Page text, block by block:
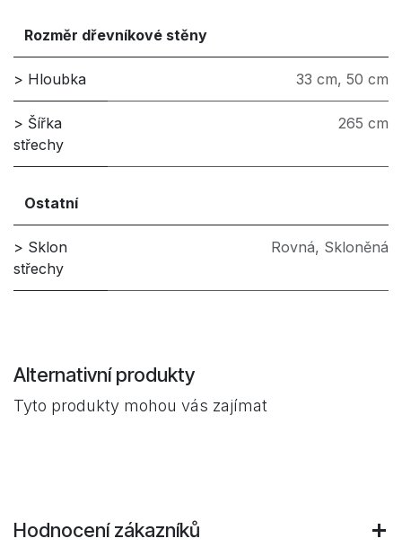
Rozměr dřevníkové stěny
> Hloubka 33 cm, 50 cm
> Šířka
střechy
265 cm
Ostatní
> Sklon
střechy
Rovná, Skloněná
Alternativní produkty
Tyto produkty mohou vás zajímat
Hodnocení zákazníků